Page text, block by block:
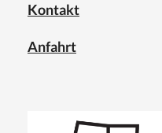
Kontakt
Anfahrt